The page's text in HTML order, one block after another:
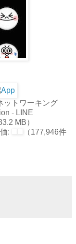
ットワーキング
- LINE
MB）
:
（177,946件